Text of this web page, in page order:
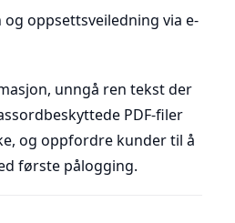
oppsettsveiledning via e-
unngå ren tekst der
PDF-filer
og oppfordre kunder til å
første pålogging.